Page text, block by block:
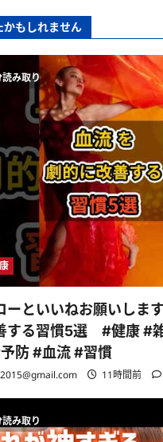
かもしれません
読み取り
ーといいねお願いします
する習慣5選 #健康 #
防 #血流 #習慣
11時間前
読み取り